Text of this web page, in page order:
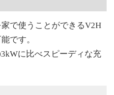
で使うことができるV2H
です。
に比べスピーディな充